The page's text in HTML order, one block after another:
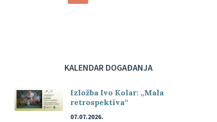
KALENDAR DOGAĐANJA
Izložba Ivo Kolar: „Mala
retrospektiva“
07.07.2026.